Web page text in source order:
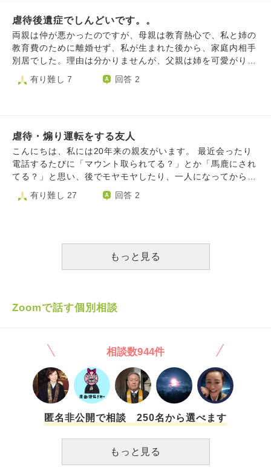
すが、なんと言ったらいいでしょうか？
虐待後遺症でしんどいです。。
両親は仲が悪かったのですが、母親は教育熱心で、私と姉の
教育費のために離婚せず、私が生まれた後から、家庭内相手
別居でした。理由は分かりませんが、父親は姉を可愛がり、
私が生まれた時から私をいじめました。小学校に入った時
に、私は姉ほどの学力が無いということも分かり、母親も姉
ました。思春期以降は父親からの激しい性虐待を受けるよう
になりました。現在、両親は仲直りし、反省はしてくれてい
ますが、今でも私はフラッシュバックで苦しんでいます。看
護学校の勉強に手がつかず、PTSDの症状もでてくるので、
ラッシュバックが止まらず。母親を見捨てたのではないかと
うになりました。父親の顔が脳裏に浮かぶ時にそれを消せる
ように、勉強机の上に仏像の写真を飾って頑張っています。
とか浄土真宗に入りたいし、今、仏教の本も読み始めてるの
ですが、仏教のお祈りの仕方やお教、大まかな考え方、仏様
有り難し 7 回答 2
虐待・煽り運転をする友人
こんにちは、私には20年来の親友がいます。 最近会ったり
電話するたびに「マウント取られてる？」とか「馬鹿にされ
てる？」と思い、後でモヤモヤしたり、一人になってから激
しい怒りが湧くようになりました。 例えば、私の父とその
親友は同じ業界の人なのですが、親友は自分の勤める会社の
とその日の朝になって高熱が出たり、血尿が出たり、過呼吸
ルダーを作った」という話をしたら「私のペットのキーホル
ダーのアクキーも作ってほしい」と言われ「友達だから」と
社とのやり取りも全部引き受けました。（どんなに安くても
１万円はする仕事量だと思います） しかし私がデータを入
稿した後、印刷所から来た彼女宛の請求書（制作の実費）を
３度無視し、私の方に印刷会社から「（親友）さんから支払
いがまだない」連絡がきたので彼女に支払いをするよう何度
も催促し、なんとか支払いをさせました。 それから印刷会
インコを手で鷲掴みして食べるふりをする」という虐待を私
有り難し 27 回答 2
もっと見る
Zoomで話す個別相談
相談数944件
匿名非公開で相談 250名から選べます
もっと見る